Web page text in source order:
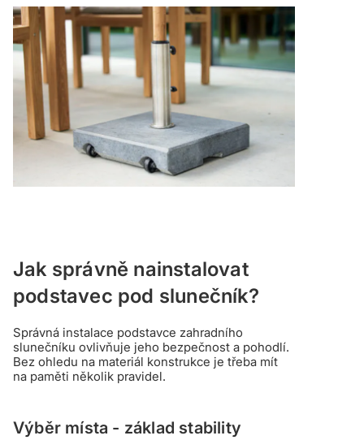
Jak správně nainstalovat
podstavec pod slunečník?
Správná instalace podstavce zahradního
slunečníku ovlivňuje jeho bezpečnost a pohodlí.
Bez ohledu na materiál konstrukce je třeba mít
na paměti několik pravidel.
Výběr místa - základ stability